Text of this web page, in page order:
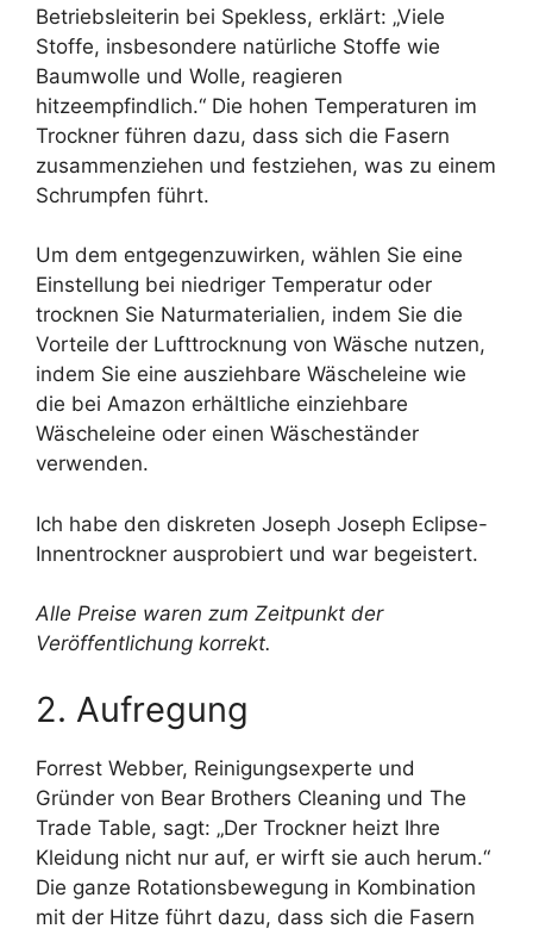
Betriebsleiterin bei Spekless, erklärt: „Viele
Stoffe, insbesondere natürliche Stoffe wie
Baumwolle und Wolle, reagieren
hitzeempfindlich.“ Die hohen Temperaturen im
Trockner führen dazu, dass sich die Fasern
zusammenziehen und festziehen, was zu einem
Schrumpfen führt.
Um dem entgegenzuwirken, wählen Sie eine
Einstellung bei niedriger Temperatur oder
trocknen Sie Naturmaterialien, indem Sie die
Vorteile der Lufttrocknung von Wäsche nutzen,
indem Sie eine ausziehbare Wäscheleine wie
die bei Amazon erhältliche einziehbare
Wäscheleine oder einen Wäscheständer
verwenden.
Ich habe den diskreten Joseph Joseph Eclipse-
Innentrockner ausprobiert und war begeistert.
Alle Preise waren zum Zeitpunkt der
Veröffentlichung korrekt.
2. Aufregung
Forrest Webber, Reinigungsexperte und
Gründer von Bear Brothers Cleaning und The
Trade Table, sagt: „Der Trockner heizt Ihre
Kleidung nicht nur auf, er wirft sie auch herum.“
Die ganze Rotationsbewegung in Kombination
mit der Hitze führt dazu, dass sich die Fasern